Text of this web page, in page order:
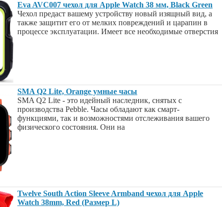
Eva AVC007 чехол для Apple Watch 38 мм, Black Green
Чехол предаст вашему устройству новый изящный вид, а
также защитит его от мелких повреждений и царапин в
процессе эксплуатации. Имеет все необходимые отверстия
SMA Q2 Lite, Orange умные часы
SMA Q2 Lite - это идейный наследник, снятых с
производства Pebble. Часы обладают как смарт-
функциями, так и возможностями отслеживания вашего
физического состояния. Они на
Twelve South Action Sleeve Armband чехол для Apple
Watch 38mm, Red (Размер L)